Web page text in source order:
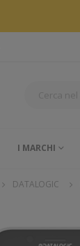
I MARCHI
DATALOGIC